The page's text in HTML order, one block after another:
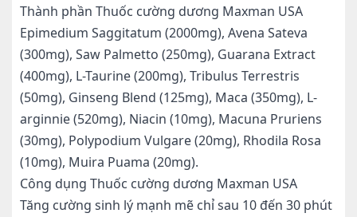
Thành phần Thuốc cường dương Maxman USA
Epimedium Saggitatum (2000mg), Avena Sateva
(300mg), Saw Palmetto (250mg), Guarana Extract
(400mg), L-Taurine (200mg), Tribulus Terrestris
(50mg), Ginseng Blend (125mg), Maca (350mg), L-
arginnie (520mg), Niacin (10mg), Macuna Pruriens
(30mg), Polypodium Vulgare (20mg), Rhodila Rosa
(10mg), Muira Puama (20mg).
Công dụng Thuốc cường dương Maxman USA
Tăng cường sinh lý mạnh mẽ chỉ sau 10 đến 30 phút